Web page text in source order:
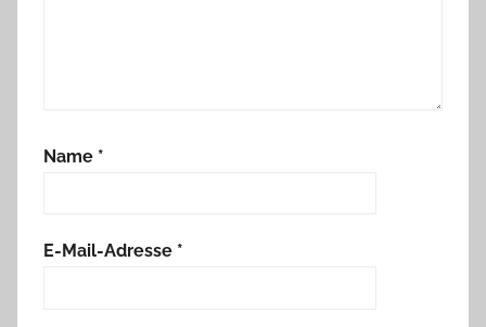
Name *
E-Mail-Adresse *